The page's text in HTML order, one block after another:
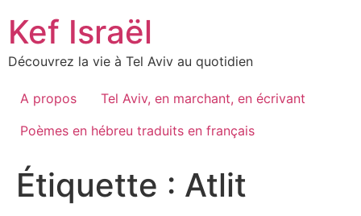
content
Kef Israël
Découvrez la vie à Tel Aviv au quotidien
A propos
Tel Aviv, en marchant, en écrivant
Poèmes en hébreu traduits en français
Étiquette : Atlit